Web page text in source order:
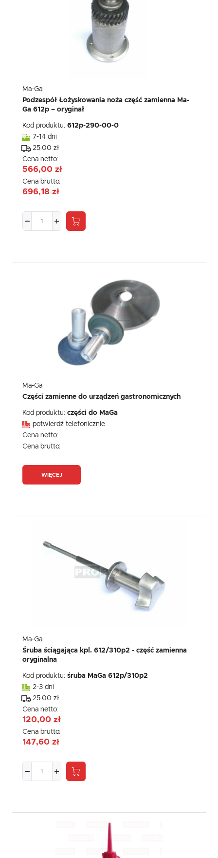
Ma-Ga
Podzespół Łożyskowania noża część zamienna Ma-
Ga 612p – oryginał
Kod produktu: 612p-290-00-0
7-14 dni
25.00 zł
Cena netto:
566,00 zł
Cena brutto:
696,18 zł
Ma-Ga
Części zamienne do urządzeń gastronomicznych
Kod produktu: części do MaGa
potwierdź telefonicznie
Cena netto:
Cena brutto:
WIĘCEJ
Ma-Ga
Śruba ściągająca kpl. 612/310p2 - część zamienna
oryginalna
Kod produktu: śruba MaGa 612p/310p2
2-3 dni
25.00 zł
Cena netto:
120,00 zł
Cena brutto:
147,60 zł